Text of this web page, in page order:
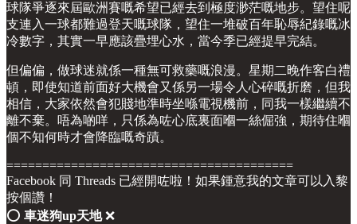
球隊爭逐來屆歐洲賽嘅希望已經去到極度渺茫嘅地步。望住呢
支連入一球都難過登天嘅球隊，望住一堆破百年恥辱紀錄嘅冰
冷數字，其實一早應該疊埋心水，當今季已經提早完結。
但偏偏，做球迷就係一種無可救藥嘅浪漫。星期二晚作客白禮
頓，即使知道前面好大機會又係另一場令人心碎嘅折磨，但我
相信，大家依然會犯賤地準時坐喺電視機前，同我一樣繼續不
離不棄。唔為啲咩，只係為咗心底裏面嗰一絲倔強，期待住嗰
個不知何時才會降臨嘅奇蹟。
========================================
Facebook 同 Threads 已經開咗啦！如果鍾意我的文章可以入黎
按個讚！
⭕️ 車迷狗up天地❌